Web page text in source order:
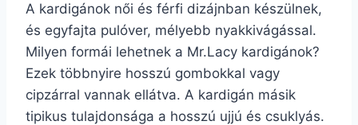
A kardigánok női és férfi dizájnban készülnek,
és egyfajta pulóver, mélyebb nyakkivágással.
Milyen formái lehetnek a Mr.Lacy kardigánok?
Ezek többnyire hosszú gombokkal vagy
cipzárral vannak ellátva. A kardigán másik
tipikus tulajdonsága a hosszú ujjú és csuklyás.